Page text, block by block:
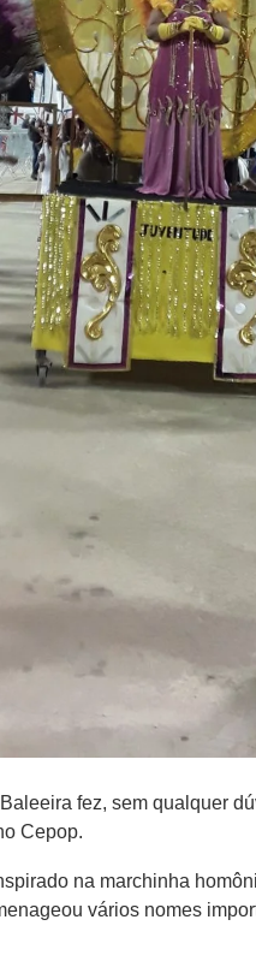
fez, sem qualquer
Cepop.
na marchinha
vários nomes